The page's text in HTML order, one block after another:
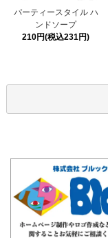
パーティースタイル ハ
ンドソープ
210円(税込231円)